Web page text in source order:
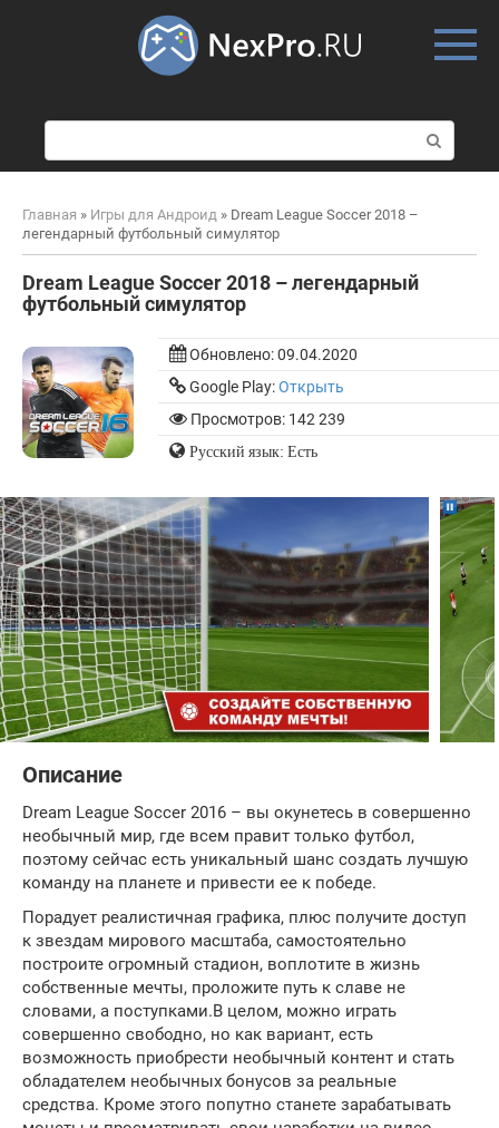
о
и
к
Главная » Игры для Андроид » Dream League Soccer 2018 –
легендарный футбольный симулятор
Dream League Soccer 2018 – легендарный
футбольный симулятор
Обновлено:09.04.2020
Google Play:Открыть
Просмотров: 142 239
Русский язык: Есть
Описание
Dream League Soccer 2016 – вы окунетесь в совершенно
необычный мир, где всем правит только футбол,
поэтому сейчас есть уникальный шанс создать лучшую
команду на планете и привести ее к победе.
Порадует реалистичная графика, плюс получите доступ
к звездам мирового масштаба, самостоятельно
построите огромный стадион, воплотите в жизнь
собственные мечты, проложите путь к славе не
словами, а поступками.В целом, можно играть
совершенно свободно, но как вариант, есть
возможность приобрести необычный контент и стать
обладателем необычных бонусов за реальные
средства. Кроме этого попутно станете зарабатывать